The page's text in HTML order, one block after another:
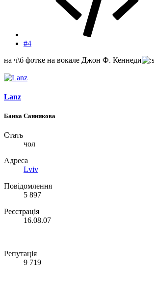
#4
на ч\б фотке на вокале Джон Ф. Кеннеди
Lanz
Банка Санникова
Стать
чол
Адреса
Lviv
Повідомлення
5 897
Реєстрація
16.08.07
Репутація
9 719